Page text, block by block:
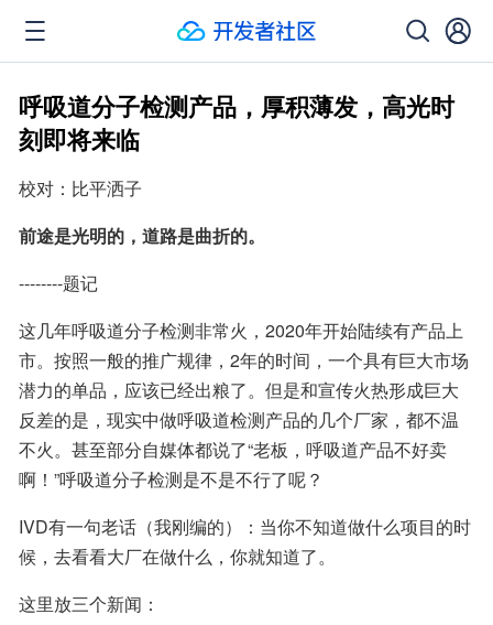
呼吸道分子检测产品，厚积薄发，高光时
刻即将来临
校对：比平洒子
前途是光明的，道路是曲折的。
--------题记
这几年呼吸道分子检测非常火，2020年开始陆续有产品上
市。按照一般的推广规律，2年的时间，一个具有巨大市场
潜力的单品，应该已经出粮了。但是和宣传火热形成巨大
反差的是，现实中做呼吸道检测产品的几个厂家，都不温
不火。甚至部分自媒体都说了“老板，呼吸道产品不好卖
啊！”呼吸道分子检测是不是不行了呢？
IVD有一句老话（我刚编的）：当你不知道做什么项目的时
候，去看看大厂在做什么，你就知道了。
这里放三个新闻：